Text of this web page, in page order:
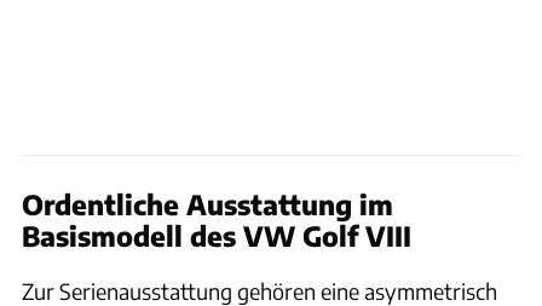
Ordentliche Ausstattung im
Basismodell des VW Golf VIII
Zur Serienausstattung gehören eine asymmetrisch